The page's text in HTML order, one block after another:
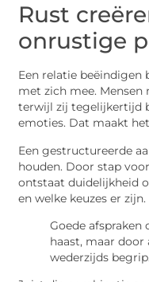
Rust
onrustige
Een relatie beëindigen
met zich mee.
terwijl zij tegelijkertijd
emoties. Dat maakt
Een gestructureerde
houden. Door stap
ontstaat duidelijkheid
en welke keuzes er zijn.
Goede
haast, maar door
wederzijds begrip.